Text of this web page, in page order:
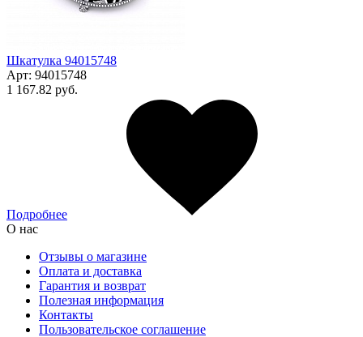
Шкатулка 94015748
Арт: 94015748
1 167.82 руб.
Подробнее
О нас
Отзывы о магазине
Оплата и доставка
Гарантия и возврат
Полезная информация
Контакты
Пользовательское соглашение